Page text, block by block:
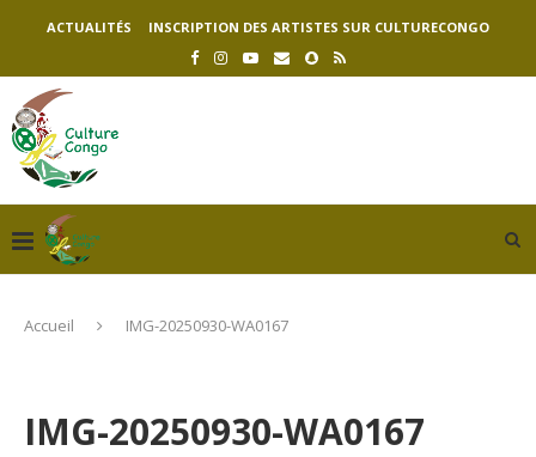
ACTUALITÉS INSCRIPTION DES ARTISTES SUR CULTURECONGO
Accueil IMG-20250930-WA0167
IMG-20250930-WA0167